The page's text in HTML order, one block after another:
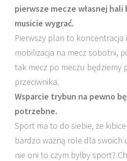
pierwsze mecze własnej
musicie wygrać.
Pierwszy plan to koncentracja
mobilizacja na mecz sobotni,
tak mecz po meczu będziemy
przeciwnika.
Wsparcie trybun na pewno
potrzebne.
Sport ma to do siebie, że
bardzo ważną role dla swoich
nie oni to czym byłby sport?